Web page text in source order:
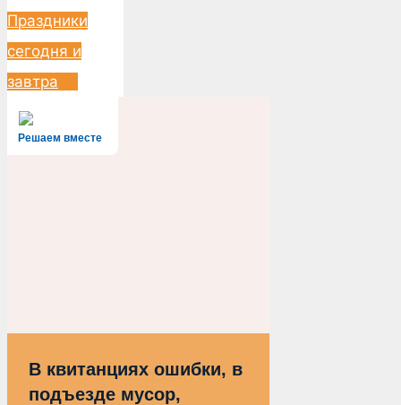
Праздники
сегодня и
завтра
Решаем вместе
В квитанциях ошибки, в
подъезде мусор,